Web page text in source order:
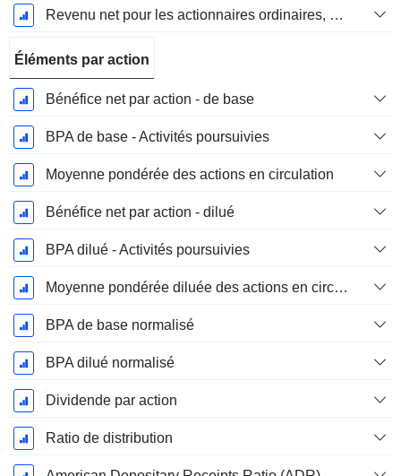
Revenu net pour les actionnaires ordinaires, hors éléments exceptionnelsRésultat net pour les actionnaires ordinaires, éléments exceptionnels exclus.
Éléments par action
Bénéfice net par action - de base
BPA de base - Activités poursuivies
Moyenne pondérée des actions en circulation
Bénéfice net par action - dilué
BPA dilué - Activités poursuivies
Moyenne pondérée diluée des actions en circulation
BPA de base normalisé
BPA dilué normalisé
Dividende par action
Ratio de distribution